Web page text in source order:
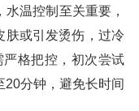
温控制至关重要，
或引发烫伤，过冷
格把控，初次尝试
分钟，避免长时间